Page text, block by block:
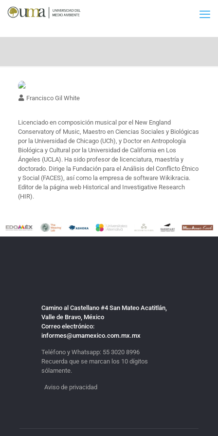
Francisco Gil White
Licenciado en composición musical por el New England
Conservatory of Music, Maestro en Ciencias Sociales y Biológicas
por la Universidad de Chicago (UCh), y Doctor en Antropología
Biológica y Cultural por la Universidad de California en Los
Ángeles (UCLA). Ha sido profesor de licenciatura, maestría y
doctorado. Dirige la Fundación para el Análisis del Conflicto Étnico
y Social (FACES), así como la empresa de software Wikikracia.
Editor de la página web Historical and Investigative Research
(HIR).
Camino al Castellano #4 San Mateo Acatitlán,
Valle de Bravo, México
Correo electrónico:
informes@umamexico.com.mx.mx
Teléfono y Whatsapp: 55 3020 8996
Recuerda que se marcan los 10 dígitos
sólamente.
Aviso de privacidad